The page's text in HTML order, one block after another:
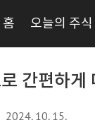
홈 오늘의 주식
간편하게
2024. 10. 15.